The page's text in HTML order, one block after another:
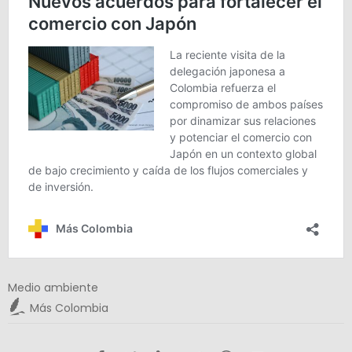
Medio ambiente
Más Colombia